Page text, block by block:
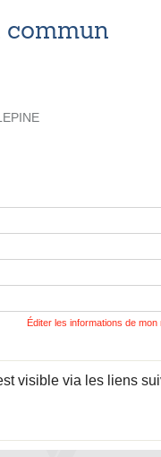
Éditer les informations de mon
visible via les liens